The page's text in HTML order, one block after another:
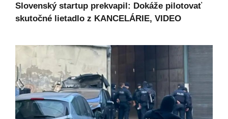
Slovenský startup prekvapil: Dokáže pilotovať
skutočné lietadlo z KANCELÁRIE, VIDEO